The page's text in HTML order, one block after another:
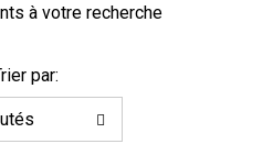
à votre recherche
par: